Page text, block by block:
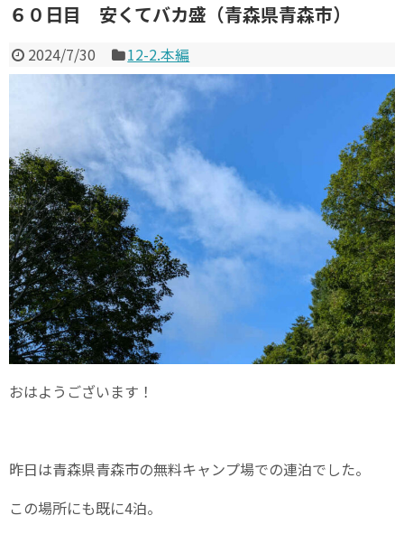
６０日目 安くてバカ盛（青森県青森市）
2024/7/30 12-2.本編
おはようございます！
昨日は青森県青森市の無料キャンプ場での連泊でした。
この場所にも既に4泊。